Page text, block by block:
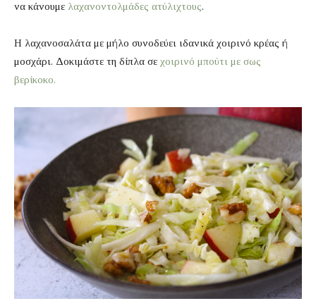
να κάνουμε λαχανοντολμάδες ατύλιχτους.
Η λαχανοσαλάτα με μήλο συνοδεύει ιδανικά χοιρινό κρέας ή
μοσχάρι. Δοκιμάστε τη δίπλα σε χοιρινό μπούτι με σως
βερίκοκο.